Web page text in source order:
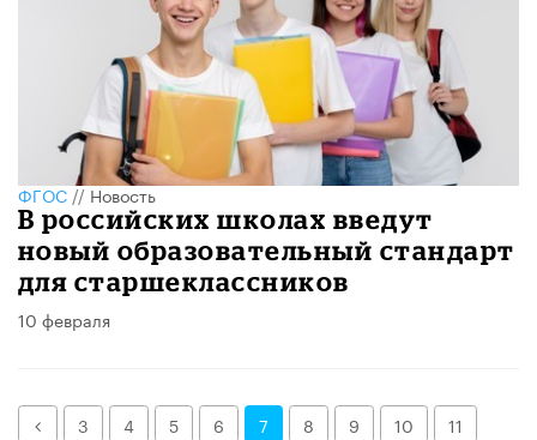
ФГОС//Новость
В российских школах введут
новый образовательный стандарт
для старшеклассников
10 февраля
Назад
3 4 5 6 7 8 9 10
11